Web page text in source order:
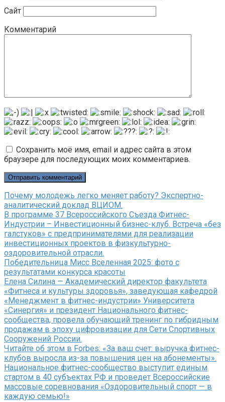
Сайт
Комментарий
Сохранить моё имя, email и адрес сайта в этом
браузере для последующих моих комментариев.
Почему молодежь легко меняет работу? Экспертно-
аналитический доклад ВЦИОМ.
В программе 37 Всероссийского Съезда Фитнес-
Индустрии – Инвестиционный бизнес-клуб. Встреча «без
галстуков» с предпринимателями для реализации
инвестиционных проектов в физкультурно-
оздоровительной отрасли.
Победительница Мисс Вселенная 2025: фото с
результатами конкурса красоты
Елена Силина — Академический директор факультета
«Фитнеса и культуры здоровья», заведующая кафедрой
«Менеджмент в фитнес-индустрии» Университета
«Синергия» и президент Национального фитнес-
сообщества, провела обучающий тренинг по гибридным
продажам в эпоху цифровизации для Сети Спортивных
Сооружений России.
Читайте об этом в Forbes: «За ваш счет: выручка фитнес-
клубов выросла из-за повышения цен на абонементы».
Национальное фитнес-сообщество выступит единым
стартом в 40 субъектах РФ и проведет Всероссийские
массовые соревнования «Оздоровительный спорт — в
каждую семью!»